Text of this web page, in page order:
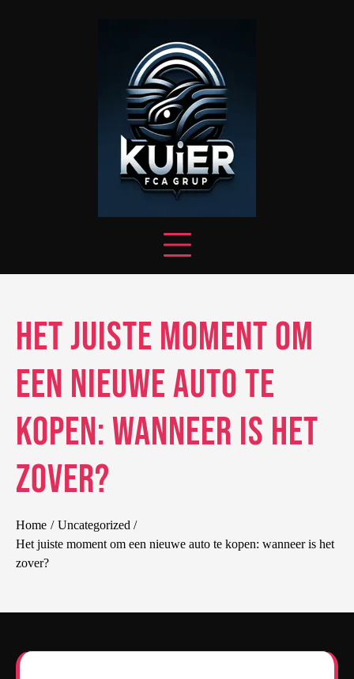
Het juiste moment om
een nieuwe auto te
kopen: wanneer is het
zover?
Home
Uncategorized
Het juiste moment om een nieuwe auto te kopen: wanneer is het
zover?